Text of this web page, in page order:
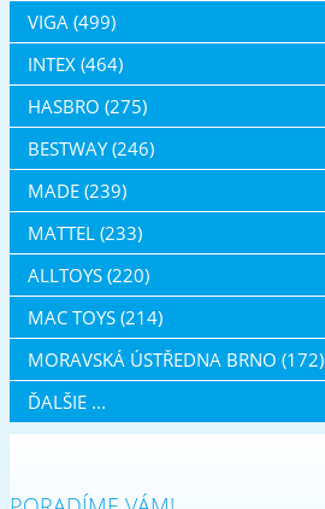
VIGA (499)
INTEX (464)
HASBRO (275)
BESTWAY (246)
MADE (239)
MATTEL (233)
ALLTOYS (220)
MAC TOYS (214)
MORAVSKÁ ÚSTŘEDNA BRNO (172)
ĎALŠIE ...